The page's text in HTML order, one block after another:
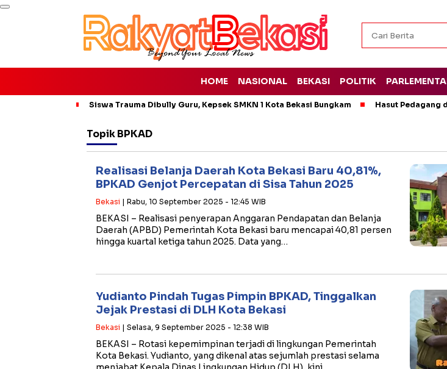
HOME NASIONAL BEKASI POLITIK
Siswa Trauma Dibully Guru, Kepsek SMKN 1 Kota Bekasi Bungkam Hasut Pedagang
Topik BPKAD
Realisasi Belanja Daerah Kota Bekasi Baru 40,81%,
BPKAD Genjot Percepatan di Sisa Tahun 2025
Bekasi | Rabu, 10 September 2025 - 12:45 WIB
BEKASI – Realisasi penyerapan Anggaran Pendapatan dan Belanja
Daerah (APBD) Pemerintah Kota Bekasi baru mencapai 40,81 persen
hingga kuartal ketiga tahun 2025. Data yang…
Yudianto Pindah Tugas Pimpin BPKAD, Tinggalkan
Jejak Prestasi di DLH Kota Bekasi
Bekasi | Selasa, 9 September 2025 - 12:38 WIB
BEKASI – Rotasi kepemimpinan terjadi di lingkungan Pemerintah
Kota Bekasi. Yudianto, yang dikenal atas sejumlah prestasi selama